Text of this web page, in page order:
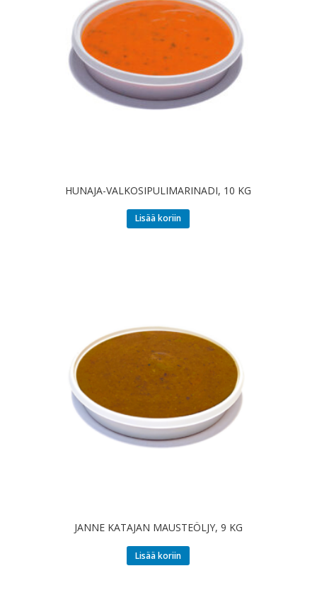
HUNAJA-VALKOSIPULIMARINADI, 10 KG
Lisää koriin
JANNE KATAJAN MAUSTEÖLJY, 9 KG
Lisää koriin